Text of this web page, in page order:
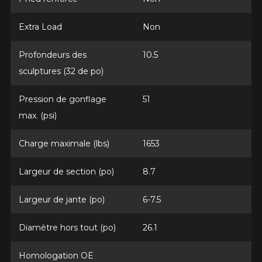
Extra Load Non
Profondeurs des
sculptures (32 de po)
10.5
Pression de gonflage
max. (psi)
51
Charge maximale (lbs) 1653
Largeur de section (po) 8.7
Largeur de jante (po) 6-7.5
Diamètre hors tout (po) 26.1
Homologation OE
Envoyer
d'équipement pour votre véhicule, vous devez vérifier
avant de commander.